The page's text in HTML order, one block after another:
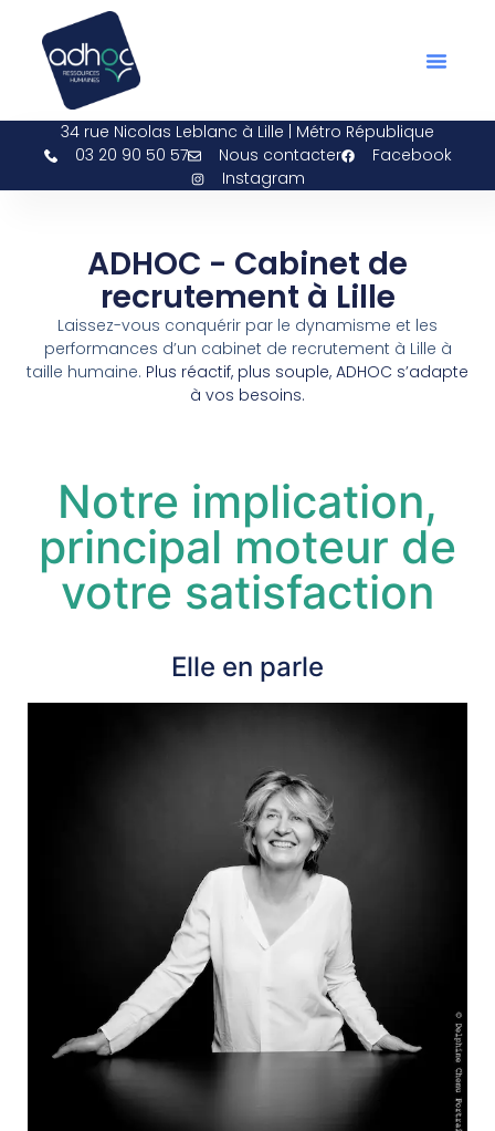
34 rue Nicolas Leblanc à Lille | Métro République
03 20 90 50 57
Nous contacter
Facebook
Instagram
ADHOC - Cabinet de
recrutement à Lille
Laissez-vous conquérir par le dynamisme et les
performances d’un cabinet de recrutement à Lille à
taille humaine. Plus réactif, plus souple, ADHOC s’adapte
à vos besoins.
Notre implication,
principal moteur de
votre satisfaction
Elle en parle